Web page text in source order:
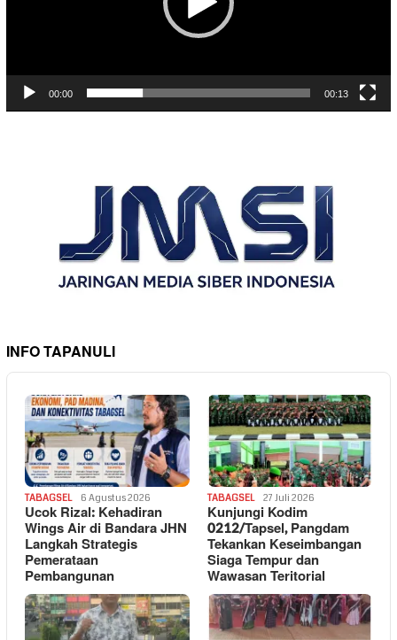
00:00 00:13
INFO TAPANULI
TABAGSEL 6 Agustus 2026
Ucok Rizal: Kehadiran
Wings Air di Bandara JHN
Langkah Strategis
Pemerataan
Pembangunan
TABAGSEL 27 Juli 2026
Kunjungi Kodim
0212/Tapsel, Pangdam
Tekankan Keseimbangan
Siaga Tempur dan
Wawasan Teritorial